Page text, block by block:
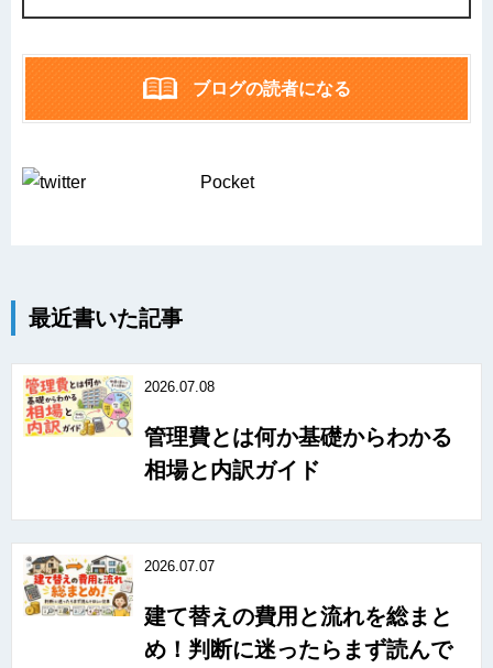
ブログの読者になる
Pocket
最近書いた記事
2026.07.08
管理費とは何か基礎からわかる
相場と内訳ガイド
2026.07.07
建て替えの費用と流れを総まと
め！判断に迷ったらまず読んで